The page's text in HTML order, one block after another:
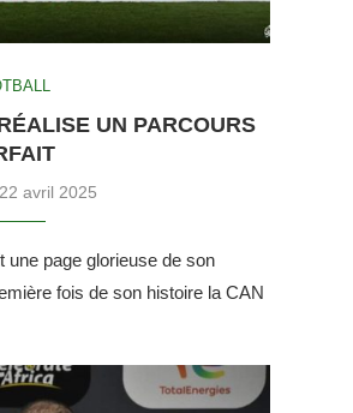
UN PARCOURS
22 avril 2025
une page glorieuse de son
fois de son histoire la CAN